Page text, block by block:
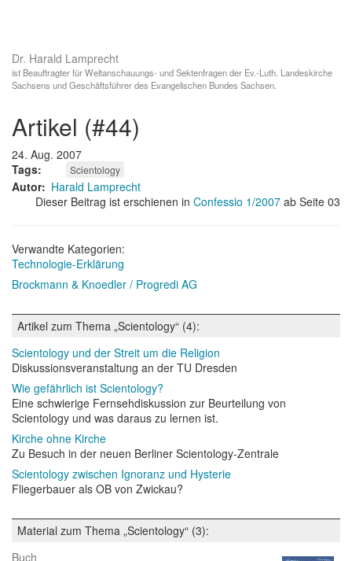
Dr. Harald Lamprecht
ist Beauftragter für Weltanschauungs- und Sektenfragen der Ev.-Luth. Landeskirche
Sachsens und Geschäftsführer des Evangelischen Bundes Sachsen.
artikel (#44)
24. Aug. 2007
Tags
Scientology
Autor
Harald Lamprecht
Dieser Beitrag ist erschienen in Confessio 1/2007 ab Seite 03
Verwandte Kategorien:
Technologie-Erklärung
Brockmann & Knoedler / Progredi AG
Artikel zum Thema „Scientology“ (4):
Scientology und der Streit um die Religion
Diskussionsveranstaltung an der TU Dresden
Wie gefährlich ist Scientology?
Eine schwierige Fernsehdiskussion zur Beurteilung von
Scientology und was daraus zu lernen ist.
Kirche ohne Kirche
Zu Besuch in der neuen Berliner Scientology-Zentrale
Scientology zwischen Ignoranz und Hysterie
Fliegerbauer als OB von Zwickau?
Material zum Thema „Scientology“ (3):
Buch